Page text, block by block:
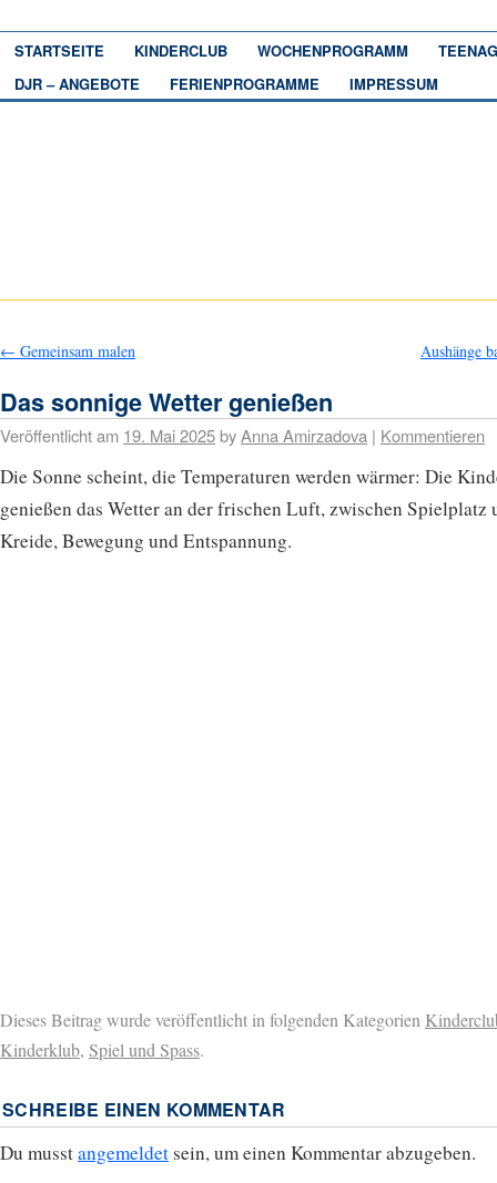
STARTSEITE KINDERCLUB WOCHENPROGRAMM
DJR – ANGEBOTE
FERIENPROGRAMME IMPRESSUM
← Gemeinsam malen Aushänge
Das sonnige Wetter genießen
Veröffentlicht am 19. Mai 2025byAnna Amirzadova | Kommentieren
Die Sonne scheint, die Temperaturen werden wärmer: Die
genießen das Wetter an der frischen Luft, zwischen Spielplatz
Kreide, Bewegung und Entspannung.
Dieses Beitrag wurde veröffentlicht in folgenden Kategorien
Kinderklub, Spiel und Spass.
SCHREIBE EINEN KOMMENTAR
Du musstangemeldet sein, um einen Kommentar abzugeben.